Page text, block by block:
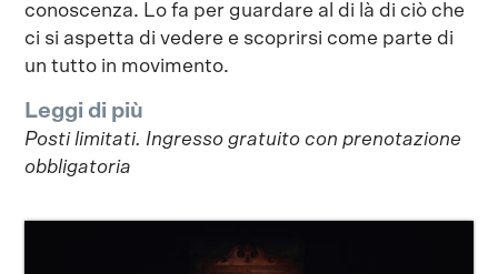
conoscenza. Lo fa per guardare al di là di ciò che
ci si aspetta di vedere e scoprirsi come parte di
un tutto in movimento.
Leggi di più
Posti limitati. Ingresso gratuito con prenotazione
obbligatoria